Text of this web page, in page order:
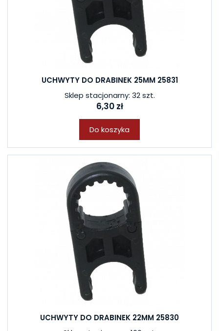
UCHWYTY DO DRABINEK 25MM 25831
Sklep stacjonarny: 32 szt.
6,30 zł
Do koszyka
UCHWYTY DO DRABINEK 22MM 25830